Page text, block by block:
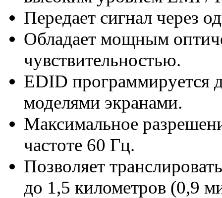
Передает сигнал через
Обладает мощным
чувствительностью.
EDID программируется
моделями экранами.
Максимальное
частоте 60 Гц.
Позволяет
до 1,5 километров (0,9